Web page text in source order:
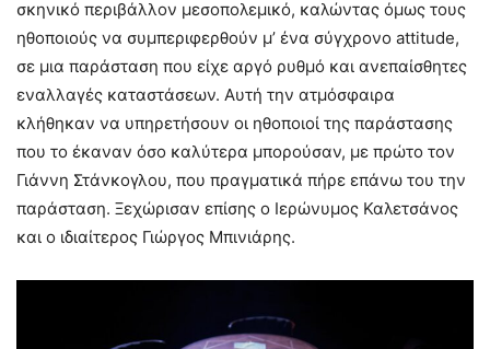
σκηνικό περιβάλλον μεσοπολεμικό, καλώντας όμως τους
ηθοποιούς να συμπεριφερθούν μ’ ένα σύγχρονο attitude,
σε μια παράσταση που είχε αργό ρυθμό και ανεπαίσθητες
εναλλαγές καταστάσεων. Αυτή την ατμόσφαιρα
κλήθηκαν να υπηρετήσουν οι ηθοποιοί της παράστασης
που το έκαναν όσο καλύτερα μπορούσαν, με πρώτο τον
Γιάννη Στάνκογλου, που πραγματικά πήρε επάνω του την
παράσταση. Ξεχώρισαν επίσης ο Ιερώνυμος Καλετσάνος
και ο ιδιαίτερος Γιώργος Μπινιάρης.